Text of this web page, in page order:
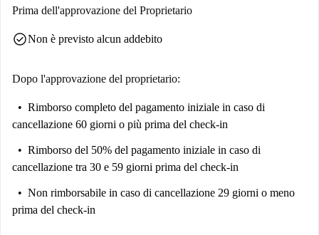
TV e Internet a banda larga inclusi
Servizio di portineria
Panifici, farmacie, Monoprix, U express, Franprix, Carrefour
Market, Bio C Bon, Naturalia e molti negozi di qualità: formaggi,
enoteche, orticoltori, pasticceri, cioccolatieri, macellerie, pescherie,
casa.
Luoghi di interesse a circa 15 minuti a piedi: Montmartre, il Sacré
Coeur, Place du Tertre, Les Abbesses, il Moulin Rouge, Pigalle, il
Museo di Montmartre, il Museo Espace Dali, Place Clichy, les
Prima dell'approvazione del Proprietario
check_circleNon è previsto alcun addebito
Dopo l'approvazione del proprietario:
Rimborso completo del pagamento iniziale in caso di
cancellazione 60 giorni o più prima del check-in
Rimborso del 50% del pagamento iniziale in caso di
cancellazione tra 30 e 59 giorni prima del check-in
Non rimborsabile in caso di cancellazione 29 giorni o meno
prima del check-in